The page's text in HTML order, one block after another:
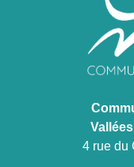
4 rue du